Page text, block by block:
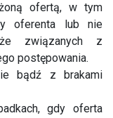
ofertą, w tym
oferenta lub nie
związanych z
postępowania.
bądź z brakami
gdy oferta